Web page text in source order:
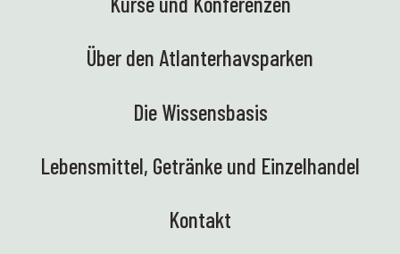
Über den Atlanterhavsparken
Die Wissensbasis
Lebensmittel, Getränke und Einzelhandel
Kontakt